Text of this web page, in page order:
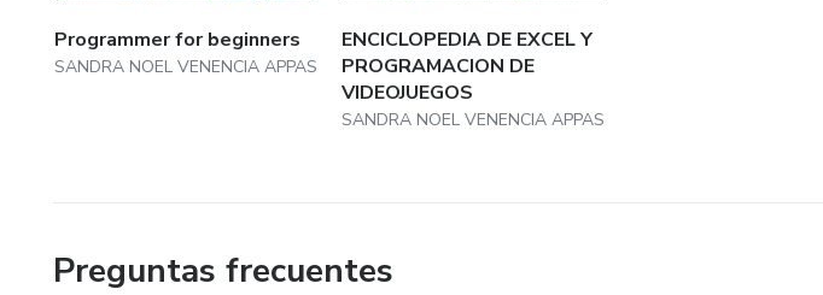
Programmer for beginners
SANDRA NOEL VENENCIA APPAS
ENCICLOPEDIA DE EXCEL Y
PROGRAMACION DE
VIDEOJUEGOS
SANDRA NOEL VENENCIA APPAS
Preguntas frecuentes